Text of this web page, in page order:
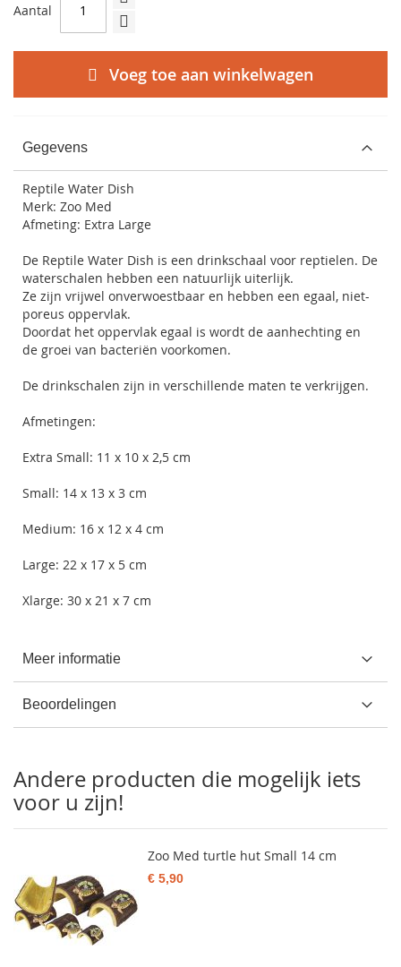
Aantal
Voeg toe aan winkelwagen
Gegevens
Reptile Water Dish
Merk: Zoo Med
Afmeting: Extra Large
De Reptile Water Dish is een drinkschaal voor reptielen. De
waterschalen hebben een natuurlijk uiterlijk.
Ze zijn vrijwel onverwoestbaar en hebben een egaal, niet-
poreus oppervlak.
Doordat het oppervlak egaal is wordt de aanhechting en
de groei van bacteriën voorkomen.
De drinkschalen zijn in verschillende maten te verkrijgen.
Afmetingen:
Extra Small: 11 x 10 x 2,5 cm
Small: 14 x 13 x 3 cm
Medium: 16 x 12 x 4 cm
Large: 22 x 17 x 5 cm
Xlarge: 30 x 21 x 7 cm
Meer informatie
Beoordelingen
Andere producten die mogelijk iets
voor u zijn!
Zoo Med turtle hut Small 14 cm
€ 5,90